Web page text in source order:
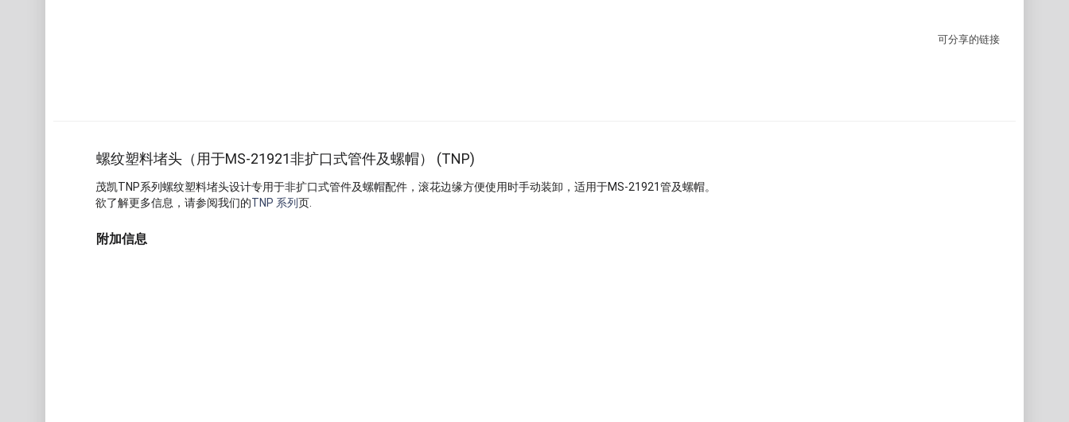
可分享的链接
螺纹塑料堵头（用于MS-21921非扩口式管件及螺帽） (TNP)
茂凯TNP系列螺纹塑料堵头设计专用于非扩口式管件及螺帽配件，滚花边缘方便使用时手动装卸，适用于MS-21921管及螺帽。
欲了解更多信息，请参阅我们的TNP 系列页.
附加信息